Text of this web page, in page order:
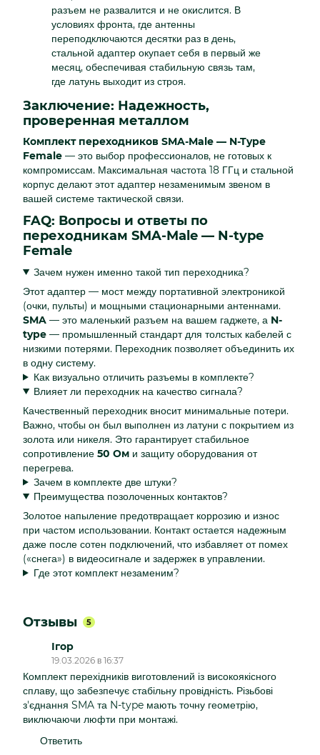
разъем не развалится и не окислится. В
условиях фронта, где антенны
переподключаются десятки раз в день,
стальной адаптер окупает себя в первый же
месяц, обеспечивая стабильную связь там,
где латунь выходит из строя.
Заключение: Надежность,
проверенная металлом
Комплект переходников SMA-Male — N-Type
Female — это выбор профессионалов, не готовых к
компромиссам. Максимальная частота 18 ГГц и стальной
корпус делают этот адаптер незаменимым звеном в
вашей системе тактической связи.
FAQ: Вопросы и ответы по
переходникам SMA-Male — N-type
Female
Зачем нужен именно такой тип переходника?
Этот адаптер — мост между портативной электроникой
(очки, пульты) и мощными стационарными антеннами.
SMA — это маленький разъем на вашем гаджете, а N-
type — промышленный стандарт для толстых кабелей с
низкими потерями. Переходник позволяет объединить их
в одну систему.
Как визуально отличить разъемы в комплекте?
Влияет ли переходник на качество сигнала?
Качественный переходник вносит минимальные потери.
Важно, чтобы он был выполнен из латуни с покрытием из
золота или никеля. Это гарантирует стабильное
сопротивление 50 Ом и защиту оборудования от
перегрева.
Зачем в комплекте две штуки?
Преимущества позолоченных контактов?
Золотое напыление предотвращает коррозию и износ
при частом использовании. Контакт остается надежным
даже после сотен подключений, что избавляет от помех
(«снега») в видеосигнале и задержек в управлении.
Где этот комплект незаменим?
Отзывы 5
Ігор
19.03.2026 в 16:37
Комплект перехідників виготовлений із високоякісного
сплаву, що забезпечує стабільну провідність. Різьбові
з'єднання SMA та N-type мають точну геометрію,
виключаючи люфти при монтажі.
Ответить